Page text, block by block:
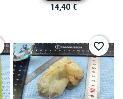
14,40 €
favorite_border